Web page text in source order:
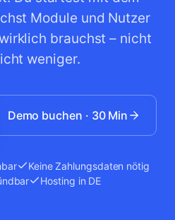
Module und Nutzer
brauchst – nicht
weniger.
Demo buchen · 30 Min
Keine Zahlungsdaten nötig
Hosting in DE